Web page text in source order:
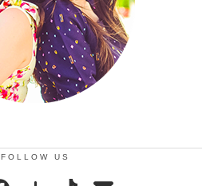
FOLLOW US